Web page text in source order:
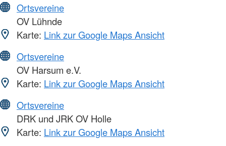
Ortsvereine
OV Lühnde
Karte: Link zur Google Maps Ansicht
Ortsvereine
OV Harsum e.V.
Karte: Link zur Google Maps Ansicht
Ortsvereine
DRK und JRK OV Holle
Karte: Link zur Google Maps Ansicht